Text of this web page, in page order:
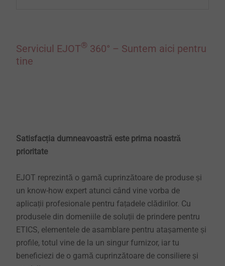
Serviciul EJOT® 360° – Suntem aici pentru
tine
Satisfacția dumneavoastră este prima noastră
prioritate
EJOT reprezintă o gamă cuprinzătoare de produse și
un know-how expert atunci când vine vorba de
aplicații profesionale pentru fațadele clădirilor. Cu
produsele din domeniile de soluții de prindere pentru
ETICS, elementele de asamblare pentru atașamente și
profile, totul vine de la un singur furnizor, iar tu
beneficiezi de o gamă cuprinzătoare de consiliere și